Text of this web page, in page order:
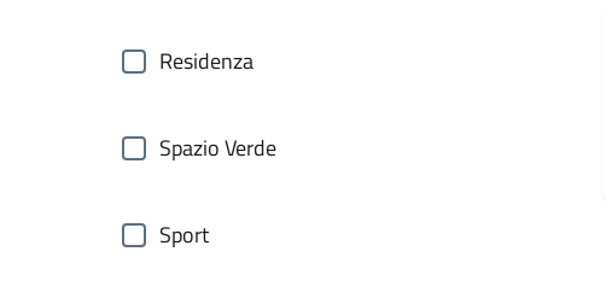
Residenza
Spazio Verde
Sport